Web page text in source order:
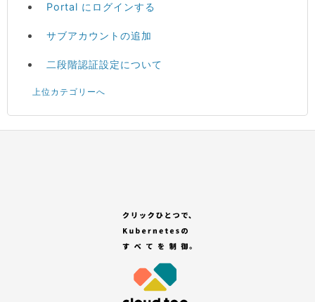
Portal にログインする
サブアカウントの追加
二段階認証設定について
上位カテゴリーへ